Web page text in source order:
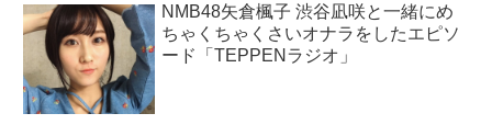
NMB48矢倉楓子 渋谷凪咲と一緒にめ
ちゃくちゃくさいオナラをしたエピソ
ード「TEPPENラジオ」